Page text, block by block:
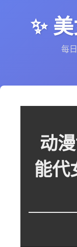
✨
每
动
能代